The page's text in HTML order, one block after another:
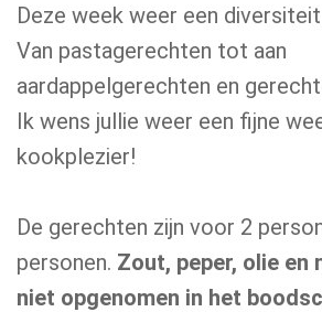
Deze week weer een
Van pastagerechten tot aan
aardappelgerechten en
Ik wens jullie weer een fijne
kookplezier!
De gerechten zijn voor 2
personen. Zout, peper, olie en
niet opgenomen in het